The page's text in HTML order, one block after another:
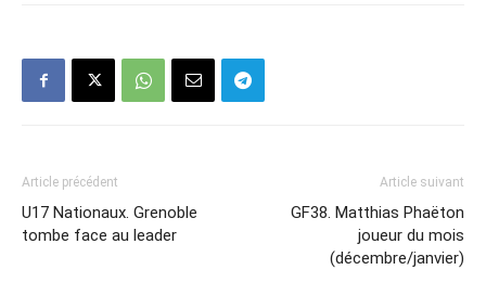
Article précédent
U17 Nationaux. Grenoble
tombe face au leader
Article suivant
GF38. Matthias Phaëton
joueur du mois
(décembre/janvier)